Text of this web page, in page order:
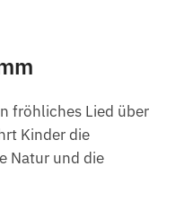
fröhliches Lied über
Kinder die
Natur und die